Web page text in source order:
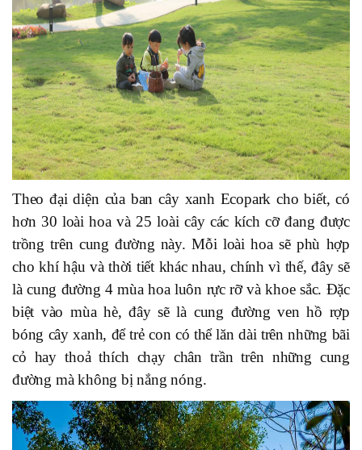
Theo đại diện của ban cây xanh Ecopark cho biết, có
hơn 30 loài hoa và 25 loài cây các kích cỡ đang được
trồng trên cung đường này. Mỗi loài hoa sẽ phù hợp
cho khí hậu và thời tiết khác nhau, chính vì thế, đây sẽ
là cung đường 4 mùa hoa luôn rực rỡ và khoe sắc. Đặc
biệt vào mùa hè, đây sẽ là cung đường ven hồ rợp
bóng cây xanh, để trẻ con có thể lăn dài trên những bãi
cỏ hay thoả thích chạy chân trần trên những cung
đường mà không bị nắng nóng.